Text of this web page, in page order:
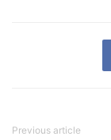
Previous article